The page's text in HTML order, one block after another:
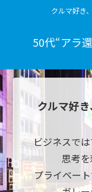
クルマ好き
50代“アラ
クルマ好
ビジネスで
思考
プライベー